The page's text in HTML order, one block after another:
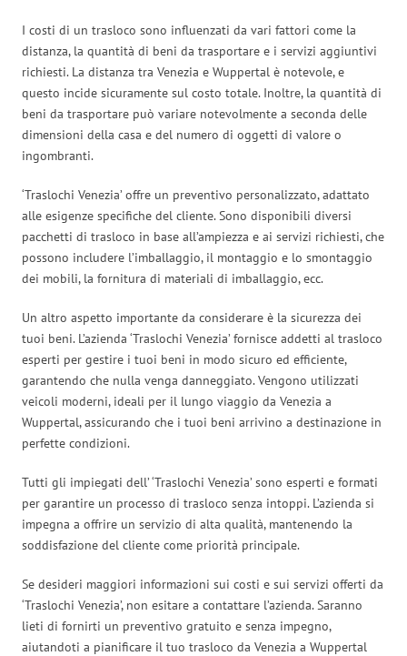
I costi di un trasloco sono influenzati da vari fattori come la
distanza, la quantità di beni da trasportare e i servizi aggiuntivi
richiesti. La distanza tra Venezia e Wuppertal è notevole, e
questo incide sicuramente sul costo totale. Inoltre, la quantità di
beni da trasportare può variare notevolmente a seconda delle
dimensioni della casa e del numero di oggetti di valore o
ingombranti.
‘Traslochi Venezia’ offre un preventivo personalizzato, adattato
alle esigenze specifiche del cliente. Sono disponibili diversi
pacchetti di trasloco in base all’ampiezza e ai servizi richiesti, che
possono includere l’imballaggio, il montaggio e lo smontaggio
dei mobili, la fornitura di materiali di imballaggio, ecc.
Un altro aspetto importante da considerare è la sicurezza dei
tuoi beni. L’azienda ‘Traslochi Venezia’ fornisce addetti al trasloco
esperti per gestire i tuoi beni in modo sicuro ed efficiente,
garantendo che nulla venga danneggiato. Vengono utilizzati
veicoli moderni, ideali per il lungo viaggio da Venezia a
Wuppertal, assicurando che i tuoi beni arrivino a destinazione in
perfette condizioni.
Tutti gli impiegati dell’ ‘Traslochi Venezia’ sono esperti e formati
per garantire un processo di trasloco senza intoppi. L’azienda si
impegna a offrire un servizio di alta qualità, mantenendo la
soddisfazione del cliente come priorità principale.
Se desideri maggiori informazioni sui costi e sui servizi offerti da
‘Traslochi Venezia’, non esitare a contattare l’azienda. Saranno
lieti di fornirti un preventivo gratuito e senza impegno,
aiutandoti a pianificare il tuo trasloco da Venezia a Wuppertal